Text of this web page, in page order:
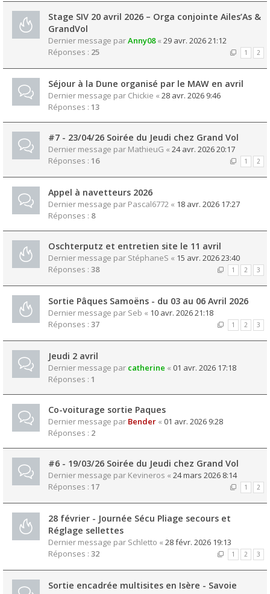
Stage SIV 20 avril 2026 – Orga conjointe Ailes’As &
GrandVol
Dernier message parAnny08« 29 avr. 2026 21:12
Réponses : 25 1 2
Séjour à la Dune organisé par le MAW en avril
Dernier message par Chickie « 28 avr. 2026 9:46
Réponses : 13
#7 - 23/04/26 Soirée du Jeudi chez Grand Vol
Dernier message par MathieuG « 24 avr. 2026 20:17
Réponses : 16 1 2
Appel à navetteurs 2026
Dernier message par Pascal6772 « 18 avr. 2026 17:27
Réponses : 8
Oschterputz et entretien site le 11 avril
Dernier message par StéphaneS « 15 avr. 2026 23:40
Réponses : 38 1 2 3
Sortie Pâques Samoëns - du 03 au 06 Avril 2026
Dernier message par Seb « 10 avr. 2026 21:18
Réponses : 37 1 2 3
Jeudi 2 avril
Dernier message par catherine « 01 avr. 2026 17:18
Réponses : 1
Co-voiturage sortie Paques
Dernier message par Bender « 01 avr. 2026 9:28
Réponses : 2
#6 - 19/03/26 Soirée du Jeudi chez Grand Vol
Dernier message par Kevineros « 24 mars 2026 8:14
Réponses : 17 1 2
28 février - Journée Sécu Pliage secours et
Réglage sellettes
Dernier message par Schletto « 28 févr. 2026 19:13
Réponses : 32 1 2 3
Sortie encadrée multisites en Isère - Savoie